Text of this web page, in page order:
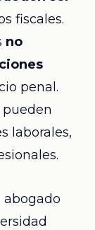
fiscales.
no
penal.
laborales,
abogado